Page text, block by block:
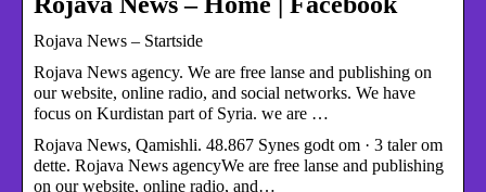
Rojava News – Startside
Rojava News agency. We are free lanse and publishing on
our website, online radio, and social networks. We have
focus on Kurdistan part of Syria. we are …
Rojava News, Qamishli. 48.867 Synes godt om · 3 taler om
dette. Rojava News agencyWe are free lanse and publishing
on our website, online radio, and…